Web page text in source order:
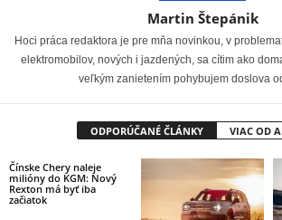
Martin Štepánik
Hoci práca redaktora je pre mňa novinkou, v
elektromobilov, nových i jazdených, sa cítim ako
veľkým zanietením pohybujem doslova
ODPORÚČANÉ ČLÁNKY VIAC OD
Čínske Chery naleje
milióny do KGM: Nový
Rexton má byť iba
začiatok